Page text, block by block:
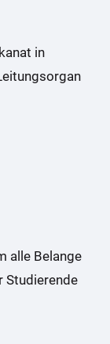
in
alle Belange
Studierende